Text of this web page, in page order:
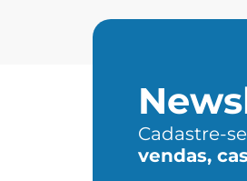
Cadastre-
vendas,